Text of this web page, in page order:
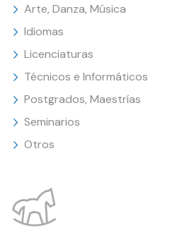
Arte, Danza, Música
Idiomas
Licenciaturas
Técnicos e Informáticos
Postgrados, Maestrías
Seminarios
Otros